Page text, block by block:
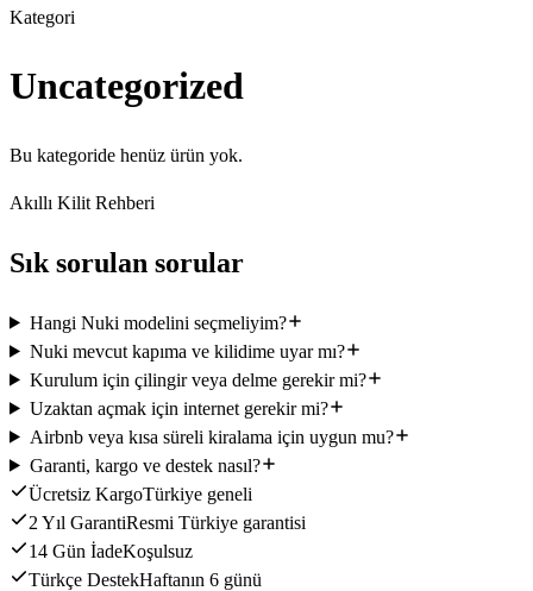
Kategori
Uncategorized
Bu kategoride henüz ürün yok.
Akıllı Kilit Rehberi
Sık sorulan sorular
Hangi Nuki modelini seçmeliyim?
Nuki mevcut kapıma ve kilidime uyar mı?
Kurulum için çilingir veya delme gerekir mi?
Uzaktan açmak için internet gerekir mi?
Airbnb veya kısa süreli kiralama için uygun mu?
Garanti, kargo ve destek nasıl?
Ücretsiz KargoTürkiye geneli
2 Yıl GarantiResmi Türkiye garantisi
14 Gün İadeKoşulsuz
Türkçe DestekHaftanın 6 günü